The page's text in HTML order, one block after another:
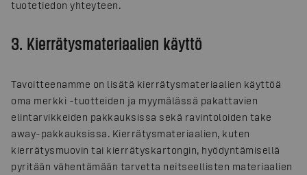
tuotetiedon yhteyteen.
3. Kierrätysmateriaalien käyttö
Tavoitteenamme on lisätä kierrätysmateriaalien käyttöä
oma merkki -tuotteiden ja myymälässä pakattavien
elintarvikkeiden pakkauksissa sekä ravintoloiden take
away-pakkauksissa. Kierrätysmateriaalien, kuten
kierrätysmuovin tai kierrätyskartongin, hyödyntämisellä
pyritään vähentämään tarvetta neitseellisten materiaalien